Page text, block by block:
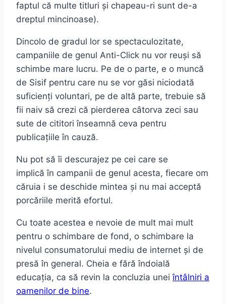
faptul că multe titluri și chapeau-ri sunt de-a
dreptul mincinoase).
Dincolo de gradul lor se spectaculozitate,
campaniile de genul Anti-Click nu vor reuși să
schimbe mare lucru. Pe de o parte, e o muncă
de Sisif pentru care nu se vor găsi niciodată
suficienți voluntari, pe de altă parte, trebuie să
fii naiv să crezi că pierderea câtorva zeci sau
sute de cititori înseamnă ceva pentru
publicațiile în cauză.
Nu pot să îi descurajez pe cei care se
implică în campanii de genul acesta, fiecare om
căruia i se deschide mintea și nu mai acceptă
porcăriile merită efortul.
Cu toate acestea e nevoie de mult mai mult
pentru o schimbare de fond, o schimbare la
nivelul consumatorului mediu de internet și de
presă în general. Cheia e fără îndoială
educația, ca să revin la concluzia uneiîntâlniri a
oamenilor de bine.